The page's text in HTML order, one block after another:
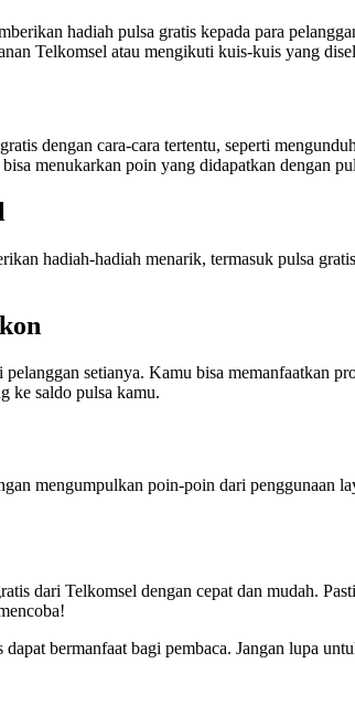
hadiah pulsa gratis kepada para
Telkomsel atau mengikuti kuis-kuis yang
dengan cara-cara tertentu, seperti
menukarkan poin yang didapatkan dengan
hadiah-hadiah menarik, termasuk pulsa
setianya. Kamu bisa memanfaatkan
ke saldo pulsa kamu.
mengumpulkan poin-poin dari penggunaan
dari Telkomsel dengan cepat dan mudah.
bermanfaat bagi pembaca. Jangan lupa